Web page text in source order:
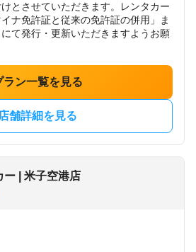
とさせていただきます。レンタカー
ナ免許証と従来の免許証の併用」ま
て発行・更新いただきますようお願
ラン一覧を見る
店舗詳細を見る
ー | 米子空港店